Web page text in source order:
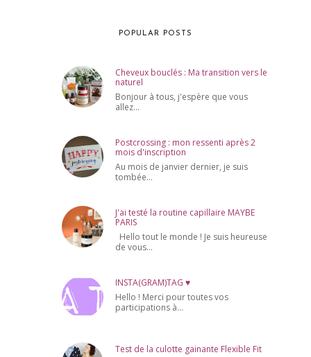
POPULAR POSTS
Cheveux bouclés : Ma transition vers le
naturel
Bonjour à tous, j'espère que vous
allez...
Postcrossing : mon ressenti après 2
mois d'inscription
Au mois de janvier dernier, je suis
tombée...
J'ai testé la routine capillaire MAYBE
PARIS
Hello tout le monde ! Je suis heureuse
de vous...
INSTA(GRAM)TAG ♥
Hello ! Merci pour toutes vos
participations à...
Test de la culotte gainante Flexible Fit